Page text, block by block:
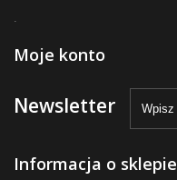
.
Moje konto
Newsletter
Informacja o sklepie